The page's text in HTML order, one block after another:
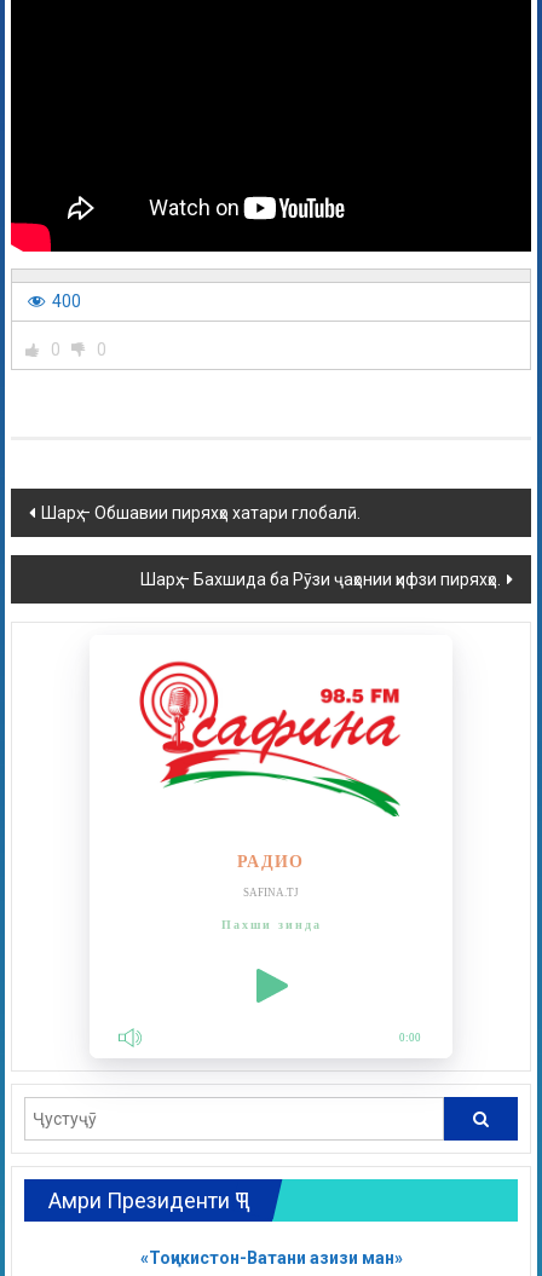
400
0 0
Шарҳ – Обшавии пиряхҳо хатари глобалӣ.
Шарҳ – Бахшида ба Рӯзи ҷаҳонии ҳифзи пиряхҳо.
РАДИО
SAFINA.TJ
Пахши зинда
0:00
Амри Президенти ҶТ
«Тоҷикистон-Ватани азизи ман»